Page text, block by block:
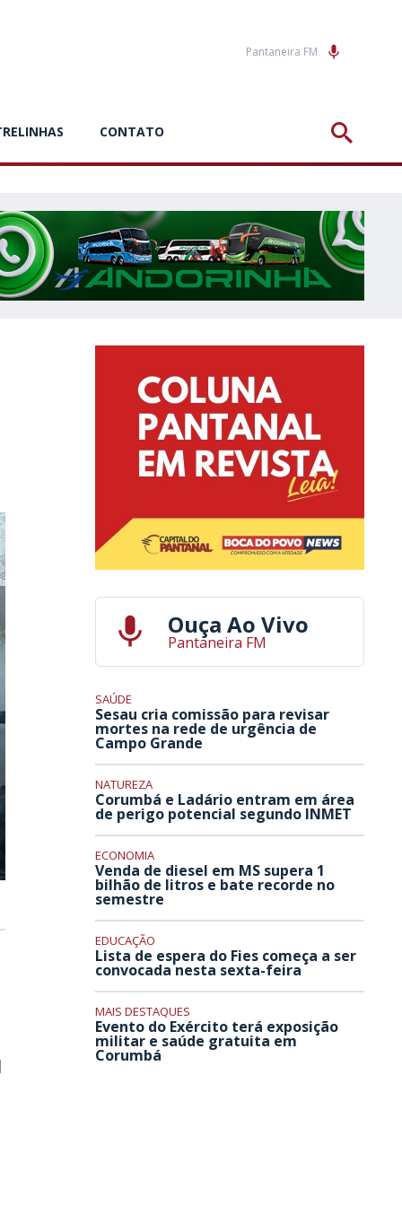
Pantaneira FM
CONTATO
Ouça Ao Vivo
Pantaneira FM
SAÚDE
Sesau cria comissão para revisar
mortes na rede de urgência de
Campo Grande
NATUREZA
Corumbá e Ladário entram em área
de perigo potencial segundo INMET
ECONOMIA
Venda de diesel em MS supera 1
bilhão de litros e bate recorde no
semestre
EDUCAÇÃO
Lista de espera do Fies começa a ser
convocada nesta sexta-feira
MAIS DESTAQUES
Evento do Exército terá exposição
militar e saúde gratuita em
Corumbá